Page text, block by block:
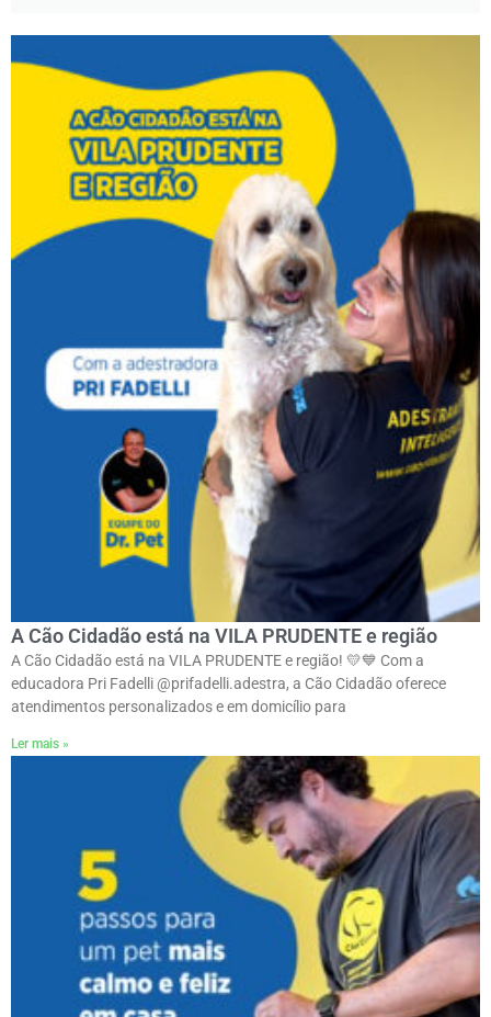
A Cão Cidadão está na VILA PRUDENTE e região
A Cão Cidadão está na VILA PRUDENTE e região! 💛💙 Com a
educadora Pri Fadelli @prifadelli.adestra, a Cão Cidadão oferece
atendimentos personalizados e em domicílio para
Ler mais »